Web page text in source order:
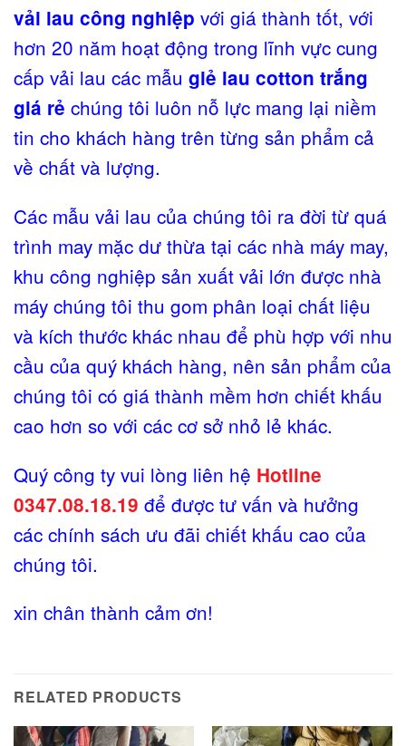
vải lau công nghiệp với giá thành tốt, với
hơn 20 năm hoạt động trong lĩnh vực cung
cấp vải lau các mẫu giẻ lau cotton trắng
giá rẻ chúng tôi luôn nỗ lực mang lại niềm
tin cho khách hàng trên từng sản phẩm cả
về chất và lượng.
Các mẫu vải lau của chúng tôi ra đời từ quá
trình may mặc dư thừa tại các nhà máy may,
khu công nghiệp sản xuất vải lớn được nhà
máy chúng tôi thu gom phân loại chất liệu
và kích thước khác nhau để phù hợp với nhu
cầu của quý khách hàng, nên sản phẩm của
chúng tôi có giá thành mềm hơn chiết khấu
cao hơn so với các cơ sở nhỏ lẻ khác.
Quý công ty vui lòng liên hệ Hotline
0347.08.18.19 để được tư vấn và hưởng
các chính sách ưu đãi chiết khấu cao của
chúng tôi.
xin chân thành cảm ơn!
RELATED PRODUCTS